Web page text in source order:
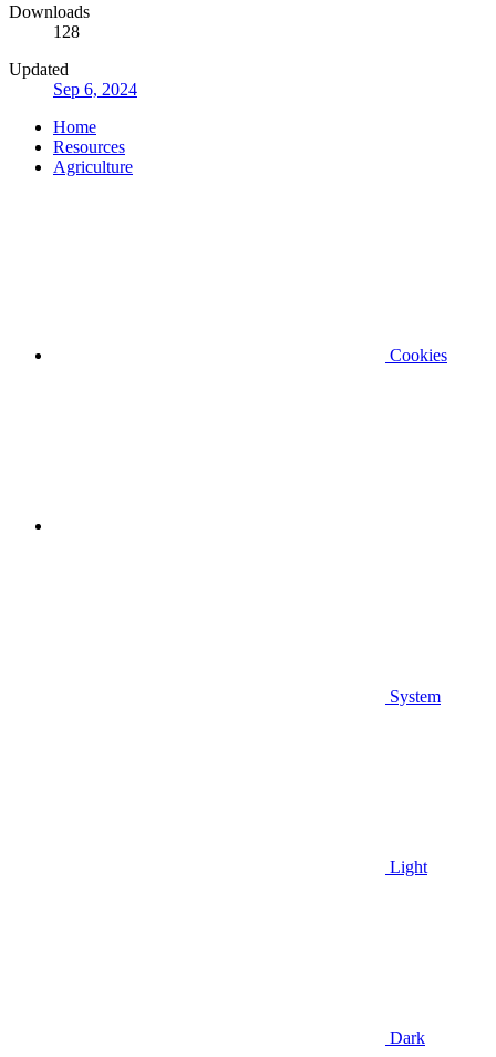
Downloads
128
Updated
Sep 6, 2024
Home
Resources
Agriculture
Cookies
System
Light
Dark